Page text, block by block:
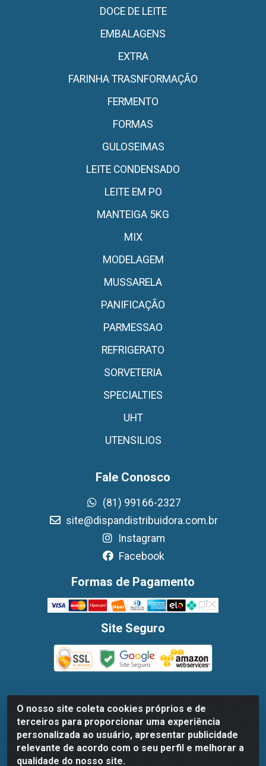
O nosso site coleta cookies próprios e de
terceiros para proporcionar uma experiência
personalizada ao usuário, apresentar publicidade
relevante de acordo com o seu perfil e melhorar a
qualidade do nosso site.
DOCE DE LEITE
EMBALAGENS
EXTRA
FARINHA TRASNFORMAÇÃO
FERMENTO
FORMAS
GULOSEIMAS
LEITE CONDENSADO
LEITE EM PO
MANTEIGA 5KG
MIX
MODELAGEM
MUSSARELA
PANIFICAÇÃO
PARMESSAO
REFRIGERATO
SORVETERIA
SPECIALTIES
UHT
UTENSILIOS
Fale Conosco
(81) 99166-2327
site@dispandistribuidora.com.br
Instagram
Facebook
Formas de Pagamento
Site Seguro
Dispan Distribuidora de Alimentos LTDA - Avenida
Marechal Mascarenhas De Moraes, 1048- Imbiribeira,
Recife/PE - CEP 51.170-000 - CNPJ 30.779.584/0003-78